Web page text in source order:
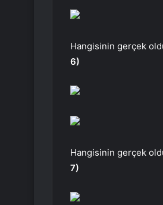
Hangisinin gerçek
6)
Hangisinin gerçek
7)